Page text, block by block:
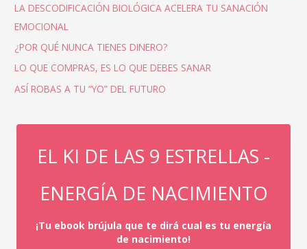
LA DESCODIFICACIÓN BIOLÓGICA ACELERA TU SANACIÓN
EMOCIONAL
¿POR QUÉ NUNCA TIENES DINERO?
LO QUE COMPRAS, ES LO QUE DEBES SANAR
ASÍ ROBAS A TU “YO” DEL FUTURO
EL KI DE LAS 9 ESTRELLAS -
ENERGÍA DE NACIMIENTO
¡Tu ebook brújula que te dirá cual es tu energía
de nacimiento!